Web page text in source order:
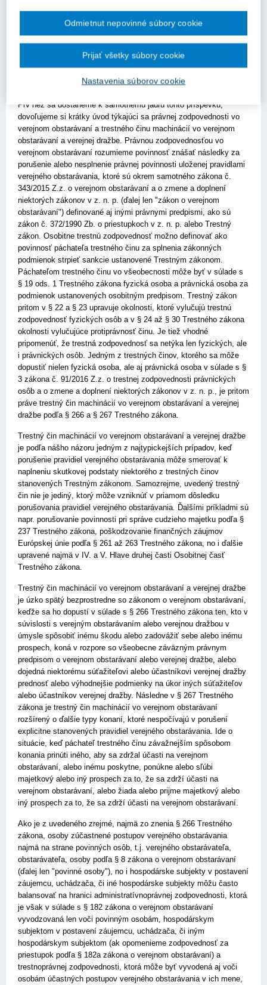
veciach priniesť prehľad "čo nerobiť" v súvislosti s postupmi
verejného obstarávania. Upozorňujeme, že sa nejedná o detailný
výklad trestnoprávnych noriem a ich aplikácie, čo vzhľadom na
na praktických a skutočných prípadoch vzniku trestnoprávnej
súvislosti s verejným obstarávaním.
Prv než sa dostaneme k samotnému jadru tohto príspevku,
dovoľujeme si krátky úvod týkajúci sa právnej zodpovednosti vo
verejnom obstarávaní a trestného činu machinácií vo verejnom
obstarávaní a verejnej dražbe. Právnou zodpovednosťou vo
verejnom obstarávaní rozumieme povinnosť znášať následky za
porušenie alebo nesplnenie právnej povinnosti uloženej pravidlami
verejného obstarávania, ktoré sú okrem samotného zákona č.
343/2015 Z.z. o verejnom obstarávaní a o zmene a doplnení
niektorých zákonov v z. n. p. (ďalej len "zákon o verejnom
obstarávaní") definované aj inými právnymi predpismi, ako sú
zákon č. 372/1990 Zb. o priestupkoch v z. n. p. alebo Trestný
zákon. Osobitne trestnú zodpovednosť možno definovať ako
povinnosť páchateľa trestného činu za splnenia zákonných
podmienok strpieť sankcie ustanovené Trestným zákonom.
Páchateľom trestného činu vo všeobecnosti môže byť v súlade s
§ 19 ods. 1 Trestného zákona fyzická osoba a právnická osoba za
podmienok ustanovených osobitným predpisom. Trestný zákon
pritom v § 22 a § 23 upravuje okolnosti, ktoré vylučujú trestnú
zodpovednosť fyzických osôb a v § 24 až § 30 Trestného zákona
okolnosti vylučujúce protiprávnosť činu. Je tiež vhodné
pripomenúť, že trestná zodpovednosť sa netýka len fyzických, ale
i právnických osôb. Jedným z trestných činov, ktorého sa môže
dopustiť nielen fyzická osoba, ale aj právnická osoba v súlade s §
3 zákona č. 91/2016 Z.z. o trestnej zodpovednosti právnických
osôb a o zmene a doplnení niektorých zákonov v z. n. p., je pritom
práve trestný čin machinácií vo verejnom obstarávaní a verejnej
dražbe podľa § 266 a § 267 Trestného zákona.
Trestný čin machinácií vo verejnom obstarávaní a verejnej dražbe
je podľa nášho názoru jedným z najtypickejších prípadov, keď
porušenie pravidiel verejného obstarávania môže smerovať k
naplneniu skutkovej podstaty niektorého z trestných činov
stanovených Trestným zákonom. Samozrejme, uvedený trestný
čin nie je jediný, ktorý môže vzniknúť v priamom dôsledku
porušovania pravidiel verejného obstarávania. Ďalšími príkladmi sú
napr. porušovanie povinnosti pri správe cudzieho majetku podľa §
237 Trestného zákona, poškodzovanie finančných záujmov
Európskej únie podľa § 261 až 263 Trestného zákona, no i ďalšie
upravené najmä v IV. a V. Hlave druhej časti Osobitnej časť
Trestného zákona.
Trestný čin machinácií vo verejnom obstarávaní a verejnej dražbe
je úzko spätý bezprostredne so zákonom o verejnom obstarávaní,
keďže sa ho dopustí v súlade s § 266 Trestného zákona ten, kto v
súvislosti s verejným obstarávaním alebo verejnou dražbou v
úmysle spôsobiť inému škodu alebo zadovážiť sebe alebo inému
prospech, koná v rozpore so všeobecne záväzným právnym
predpisom o verejnom obstarávaní alebo verejnej dražbe, alebo
dojedná niektorému súťažiteľovi alebo účastníkovi verejnej dražby
prednosť alebo výhodnejšie podmienky na úkor iných súťažiteľov
alebo účastníkov verejnej dražby. Následne v § 267 Trestného
zákona je trestný čin machinácií vo verejnom obstarávaní
rozšírený o ďalšie typy konaní, ktoré nespočívajú v porušení
explicitne stanovených pravidiel verejného obstarávania. Ide o
situácie, keď páchateľ trestného činu závažnejším spôsobom
konania prinúti iného, aby sa zdržal účasti na verejnom
obstarávaní, alebo inému poskytne, ponúkne alebo sľúbi
majetkový alebo iný prospech za to, že sa zdrží účasti na
verejnom obstarávaní, alebo žiada alebo prijme majetkový alebo
iný prospech za to, že sa zdrží účasti na verejnom obstarávaní.
Ako je z uvedeného zrejmé, najmä zo znenia § 266 Trestného
zákona, osoby zúčastnené postupov verejného obstarávania
najmä na strane povinných osôb, t.j. verejného obstarávateľa,
obstarávateľa, osoby podľa § 8 zákona o verejnom obstarávaní
(ďalej len "povinné osoby"), no i hospodárske subjekty v postavení
záujemcu, uchádzača, či iné hospodárske subjekty môžu často
balansovať na hranici administratívnoprávnej zodpovednosti, ktorá
je však v súlade s § 182 zákona o verejnom obstarávaní
vyvodzovaná len voči povinným osobám, hospodárskym
subjektom v postavení záujemcu, uchádzača, či iným
hospodárskym subjektom (ak opomenieme zodpovednosť za
priestupok podľa § 182a zákona o verejnom obstarávaní) a
trestnoprávnej zodpovednosti, ktorá môže byť vyvodená aj voči
osobám účastných postupov verejného obstarávania v ich mene,
Nastavenia súborov cookie
Odmietnut nepovinné súbory cookie
Prijať všetky súbory cookie